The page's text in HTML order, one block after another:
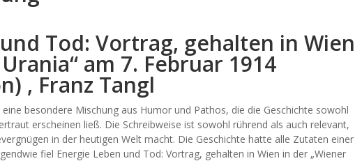
Tod: Vortrag, gehalten in Wien
am 7. Februar 1914
, Franz Tangl
besondere Mischung aus Humor und Pathos, die die Geschichte sowohl
erscheinen ließ. Die Schreibweise ist sowohl rührend als auch relevant,
in der heutigen Welt macht. Die Geschichte hatte alle Zutaten einer
fiel Energie Leben und Tod: Vortrag, gehalten in Wien in der „Wiener